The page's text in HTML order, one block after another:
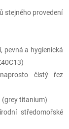
stejného provedení
pevná a hygienická
čistý řez
(grey titanium)
středomořské